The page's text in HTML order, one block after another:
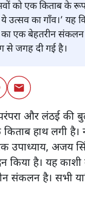
को एक किताब के रूप
उत्सव का गाँव।’ यह
का एक बेहतरीन
से जगह दी गई है।
और लंठई की
हाथ लगी है।
उपाध्याय, अजय
है। यह काशी
संकलन है। सभी